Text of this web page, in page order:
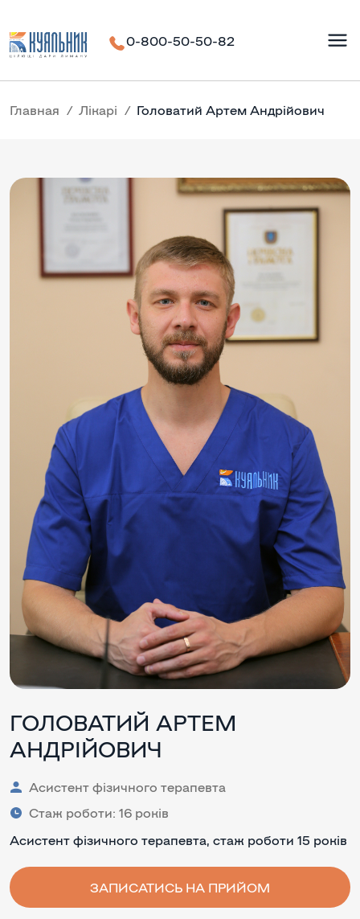
0-800-50-50-82
Главная Лікарі Головатий Артем Андрійович
ГОЛОВАТИЙ АРТЕМ
АНДРІЙОВИЧ
Асистент фізичного терапевта
Стаж роботи: 16 років
Асистент фізичного терапевта, стаж роботи 15 років
ЗАПИСАТИСЬ НА ПРИЙОМ